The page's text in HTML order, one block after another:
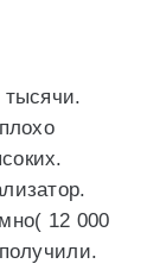
тысячи.
12 000